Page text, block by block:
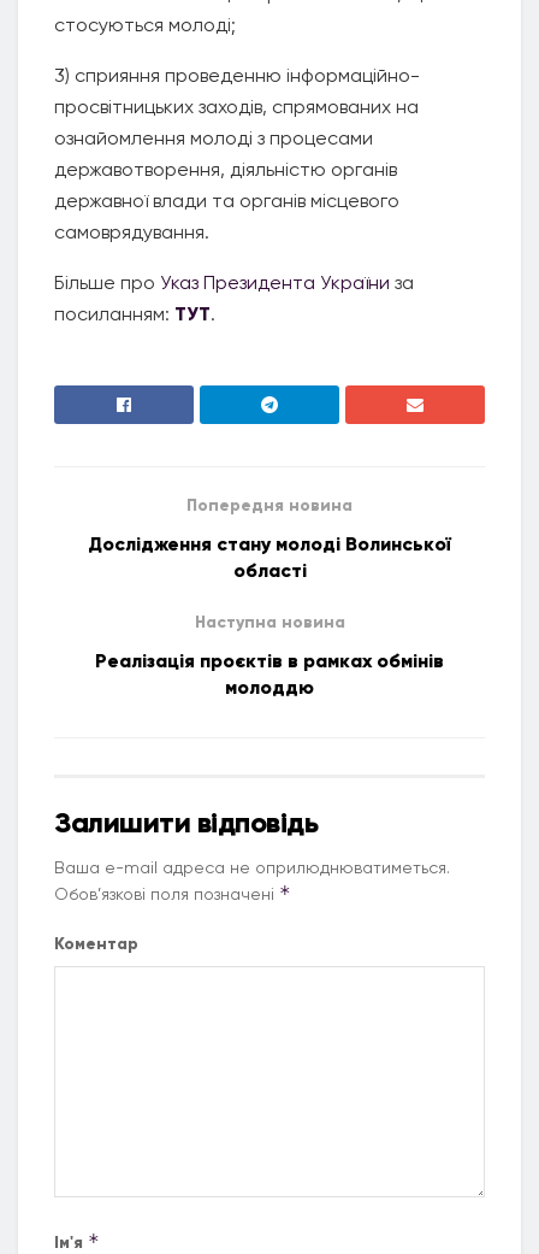
стосуються молоді;
3) сприяння проведенню інформаційно-
просвітницьких заходів, спрямованих на
ознайомлення молоді з процесами
державотворення, діяльністю органів
державної влади та органів місцевого
самоврядування.
Більше про Указ Президента України за
посиланням: ТУТ.
Попередня новина
Дослідження стану молоді Волинської
області
Наступна новина
Реалізація проєктів в рамках обмінів
молоддю
Залишити відповідь
Ваша e-mail адреса не оприлюднюватиметься.
Обов’язкові поля позначені *
Коментар
Ім'я *